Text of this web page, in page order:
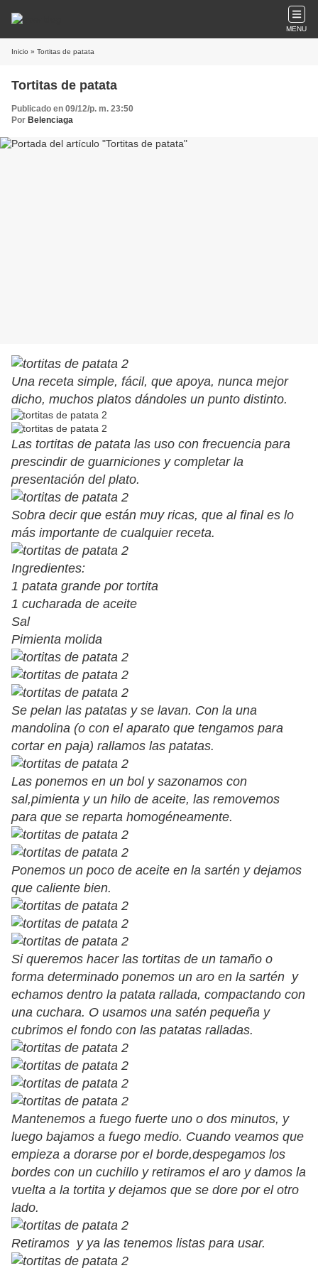
MENU
Inicio » Tortitas de patata
Tortitas de patata
Publicado en 09/12/p. m. 23:50
Por Belenciaga
Una receta simple, fácil, que apoya, nunca mejor
dicho, muchos platos dándoles un punto distinto.
Las tortitas de patata las uso con frecuencia para
prescindir de guarniciones y completar la
presentación del plato.
Sobra decir que están muy ricas, que al final es lo
más importante de cualquier receta.
Ingredientes:
1 patata grande por tortita
1 cucharada de aceite
Sal
Pimienta molida
Se pelan las patatas y se lavan. Con la una
mandolina (o con el aparato que tengamos para
cortar en paja) rallamos las patatas.
Las ponemos en un bol y sazonamos con
sal,pimienta y un hilo de aceite, las removemos
para que se reparta homogéneamente.
Ponemos un poco de aceite en la sartén y dejamos
que caliente bien.
Si queremos hacer las tortitas de un tamaño o
forma determinado ponemos un aro en la sartén y
echamos dentro la patata rallada, compactando con
una cuchara. O usamos una satén pequeña y
cubrimos el fondo con las patatas ralladas.
Mantenemos a fuego fuerte uno o dos minutos, y
luego bajamos a fuego medio. Cuando veamos que
empieza a dorarse por el borde,despegamos los
bordes con un cuchillo y retiramos el aro y damos la
vuelta a la tortita y dejamos que se dore por el otro
lado.
Retiramos y ya las tenemos listas para usar.